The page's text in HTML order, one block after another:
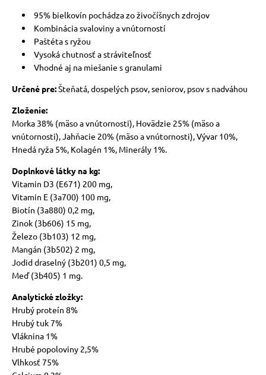
95% bielkovín pochádza zo živočíšnych zdrojov
Kombinácia svaloviny a vnútorností
Paštéta s ryžou
Vysoká chutnosť a stráviteľnosť
Vhodné aj na miešanie s granulami
Určené pre:Šteňatá, dospelých psov, seniorov, psov s nadváhou
Zloženie:
Morka 38% (mäso a vnútornosti), Hovädzie 25% (mäso a
vnútornosti), Jahňacie 20% (mäso a vnútornosti), Vývar 10%,
Hnedá ryža 5%, Kolagén 1%, Minerály 1%.
Doplnkové látky na kg:
Vitamin D3 (E671) 200 mg,
Vitamin E (3a700) 100 mg,
Biotín (3a880) 0,2 mg,
Zinok (3b606) 15 mg,
Železo (3b103) 12 mg,
Mangán (3b502) 2 mg,
Jodid draselný (3b201) 0,5 mg,
Meď (3b405) 1 mg.
Analytické zložky:
Hrubý proteín 8%
Hrubý tuk 7%
Vláknina 1%
Hrubé popoloviny 2,5%
Vlhkosť 75%